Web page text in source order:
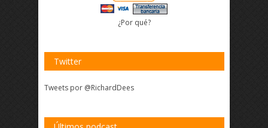
¿Por qué?
Twitter
Tweets por @RichardDees